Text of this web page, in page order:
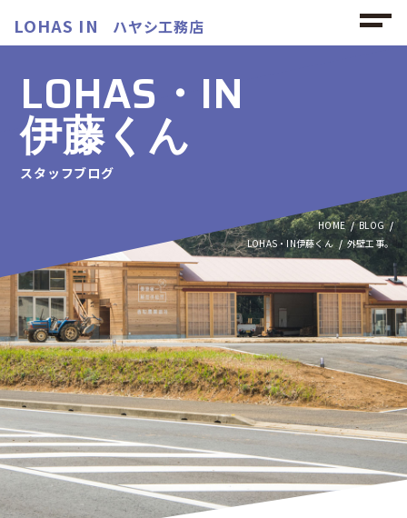
LOHAS IN ハヤシ工務店
LOHAS・IN
伊藤くん
スタッフブログ
HOME
BLOG
LOHAS・IN伊藤くん
外壁工事。